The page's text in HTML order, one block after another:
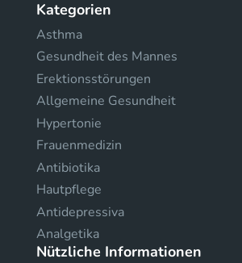
Kategorien
Asthma
Gesundheit des Mannes
Erektionsstörungen
Allgemeine Gesundheit
Hypertonie
Frauenmedizin
Antibiotika
Hautpflege
Antidepressiva
Analgetika
Nützliche Informationen